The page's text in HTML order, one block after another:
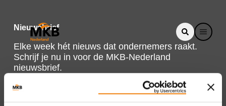
Nieuwsbrief
Elke week hét nieuws dat ondernemers raakt.
Schrijf je nu in voor de MKB-Nederland
nieuwsbrief.